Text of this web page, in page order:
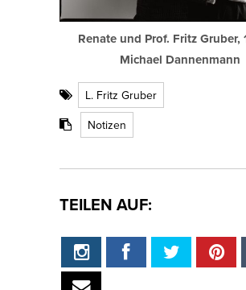
Renate und Prof. Fritz Gruber,
Michael Dannenmann
L. Fritz Gruber
Notizen
TEILEN AUF: